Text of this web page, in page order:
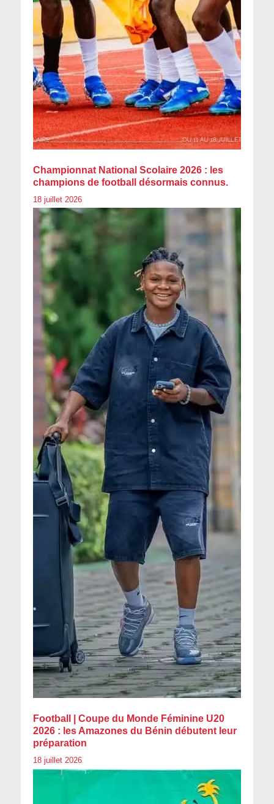
Championnat National Scolaire 2026 : les
champions de football désormais connus.
18 juillet 2026
Football | Coupe du Monde Féminine U20
2026 : les Amazones du Bénin débutent leur
préparation
18 juillet 2026